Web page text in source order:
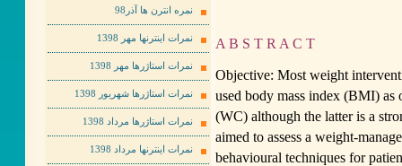
A B S T R A C T
Objective: Most weight
used body mass index (BMI) as
(WC) although the latter is a
aimed to assess a weight-
behavioural techniques for
نمره انترن ها آذر98
نمرات اینترنها مهر 1398
نمرات استاژرها مهر 1398
نمرات استاژرها شهریور 1398
نمرات استاژرها مرداد 1398
نمرات اینترنها مرداد 1398